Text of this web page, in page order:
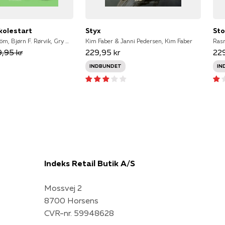
kr
Styx
Kim Faber & Janni Pedersen, Kim Faber
229,95 kr
INDBUNDET
Indeks Retail Butik A/S
Mossvej 2
8700 Horsens
CVR-nr. 59948628